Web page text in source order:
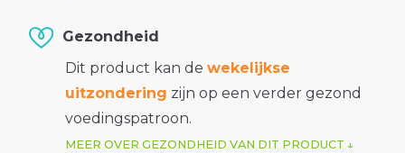
Gezondheid
Dit product kan de wekelijkse
uitzondering zijn op een verder gezond
voedingspatroon.
MEER OVER GEZONDHEID VAN DIT PRODUCT